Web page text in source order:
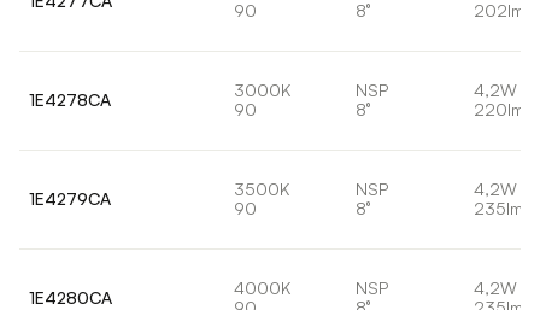
90
8°
202lm
1E4278CA
3000K
90
NSP
8°
4,2W
220lm
1E4279CA
3500K
90
NSP
8°
4,2W
235lm
1E4280CA
4000K
NSP
4,2W